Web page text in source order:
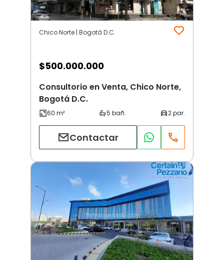
Chico Norte | Bogotá D.C.
$500.000.000
Consultorio en Venta, Chico Norte,
Bogotá D.C.
Contactar